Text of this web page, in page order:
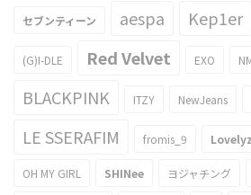
セブンティーン aespa Kep1er
(G)I-DLE Red Velvet EXO
BLACKPINK ITZY NewJeans
LE SSERAFIM fromis_9 Lovelyz
OH MY GIRL SHINee ヨジャチング